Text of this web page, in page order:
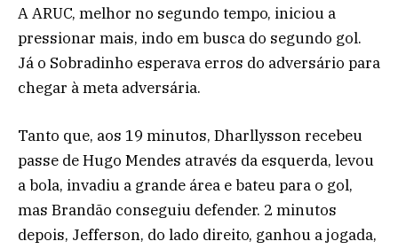
A ARUC, melhor no segundo tempo, iniciou a
pressionar mais, indo em busca do segundo gol.
Já o Sobradinho esperava erros do adversário para
chegar à meta adversária.
Tanto que, aos 19 minutos, Dharllysson recebeu
passe de Hugo Mendes através da esquerda, levou
a bola, invadiu a grande área e bateu para o gol,
mas Brandão conseguiu defender. 2 minutos
depois, Jefferson, do lado direito, ganhou a jogada,